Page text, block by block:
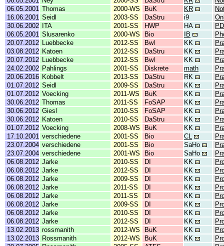
06.05.2001 Thomas 2000-WS BuK KR
16.06.2001 Seidl 2003-SS DaStru i9
30.06.2002
ITA 2001-SS HWP HA
06.05.2001 Slusarenko 2000-WS Bio IB
20.07.2012
Luebbecke 2012-SS Bwl KK
03.08.2012 Katoen 2012-SS DaStru KK
20.07.2012
Luebbecke 2012-SS Bwl KK
24.02.2002 Pahlings 2001-SS Diskrete math
20.06.2016 Kobbelt 2013-SS DaStru RK
01.07.2012 Seidl 2009-SS DaStru KK
01.07.2012 Voecking 2011-WS BuK KK
30.06.2012 Thomas 2011-SS FoSAP KK
30.06.2012 Giesl 2010-SS FoSAP KK
30.06.2012 Katoen 2010-SS DaStru KK
01.07.2012 Voecking 2008-WS BuK KK
17.10.2001 verschiedene 2001-SS Bio CL
23.07.2004 verschiedene 2001-SS Bio SaHo
23.07.2004 verschiedene 2001-WS Bio SaHo
06.08.2012 Jarke 2010-SS DI KK
06.08.2012 Jarke 2012-SS DI KK
06.08.2012 Jarke 2009-SS DI KK
06.08.2012 Jarke 2011-SS DI KK
06.08.2012 Jarke 2011-SS DI KK
06.08.2012 Jarke 2009-SS DI KK
06.08.2012 Jarke 2010-SS DI KK
06.08.2012 Jarke 2012-SS DI KK
13.02.2013 rossmanith 2012-WS BuK KK
13.02.2013 Rossmanith 2012-WS BuK KK